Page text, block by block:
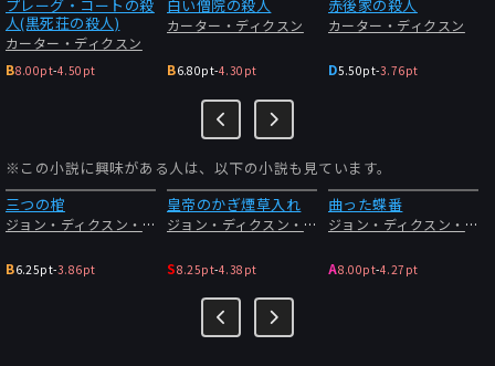
プレーグ・コートの殺
人(黒死荘の殺人)
カーター・ディクスン
B8.00pt-4.50pt
白い僧院の殺人
カーター・ディクスン
B6.80pt-4.30pt
赤後家の殺人
カーター・ディクスン
D5.50pt-3.76pt
※この小説に興味がある人は、以下の小説も見ています。
三つの棺
ジョン・ディクスン・カー
B6.25pt-3.86pt
皇帝のかぎ煙草入れ
ジョン・ディクスン・カー
S8.25pt-4.38pt
曲った蝶番
ジョン・ディクスン・カー
A8.00pt-4.27pt